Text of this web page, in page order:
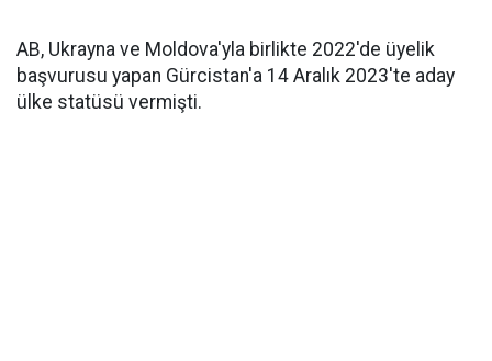
AB, Ukrayna ve Moldova'yla birlikte 2022'de üyelik
başvurusu yapan Gürcistan'a 14 Aralık 2023'te aday
ülke statüsü vermişti.